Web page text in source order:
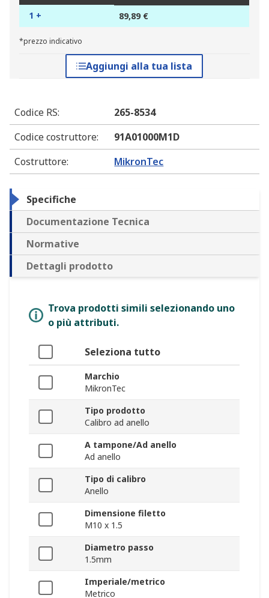
1 + 89,89 €
*prezzo indicativo
Aggiungi alla tua lista
Codice RS:
265-8534
Codice costruttore:
91A01000M1D
Costruttore: MikronTec
Specifiche
Documentazione Tecnica
Normative
Dettagli prodotto
Trova prodotti simili selezionando uno
o più attributi.
Seleziona tutto
Marchio
MikronTec
Tipo prodotto
Calibro ad anello
A tampone/Ad anello
Ad anello
Tipo di calibro
Anello
Dimensione filetto
M10 x 1.5
Diametro passo
1.5mm
Imperiale/metrico
Metrico